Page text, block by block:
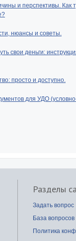
и перспективы. Как
нюансы и советы.
свои деньги:
просто и доступно.
для УДО
Разделы
Задать вопрос
База вопросов
Политика